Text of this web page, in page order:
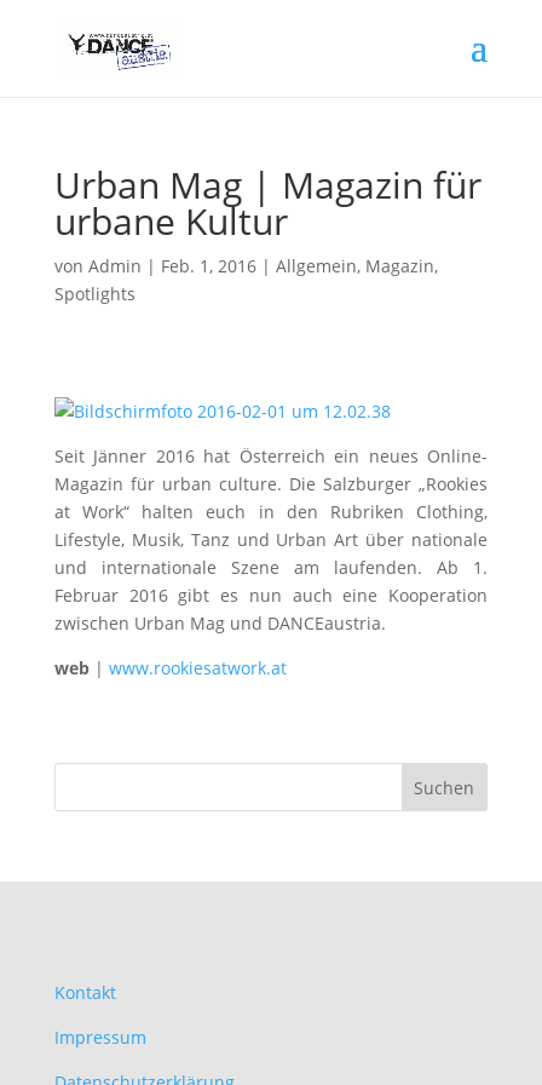
Urban Mag | Magazin für
urbane Kultur
von Admin | Feb. 1, 2016| Allgemein, Magazin,
Spotlights
Seit Jänner 2016 hat Österreich ein neues Online-
Magazin für urban culture. Die Salzburger „Rookies
at Work“ halten euch in den Rubriken Clothing,
Lifestyle, Musik, Tanz und Urban Art über nationale
und internationale Szene am laufenden. Ab 1.
Februar 2016 gibt es nun auch eine Kooperation
zwischen Urban Mag und DANCEaustria.
web| www.rookiesatwork.at
Kontakt
Impressum